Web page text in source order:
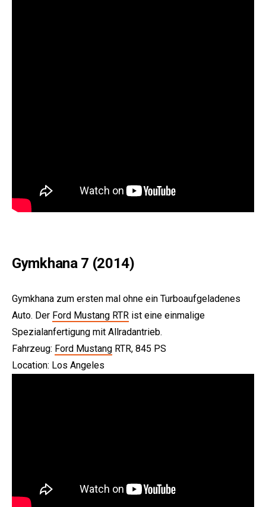
Gymkhana 7 (2014)
Gymkhana zum ersten mal ohne ein Turboaufgeladenes
Auto. Der Ford Mustang RTR ist eine einmalige
Spezialanfertigung mit Allradantrieb.
Fahrzeug: Ford Mustang RTR, 845 PS
Location: Los Angeles